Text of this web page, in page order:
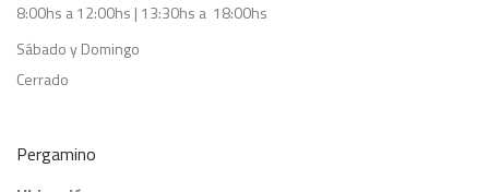
8:00hs a 12:00hs | 13:30hs a 18:00hs
Sábado y Domingo
Cerrado
Pergamino